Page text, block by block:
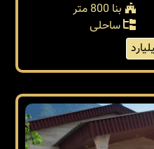
بنا 800 متر
ساحلی